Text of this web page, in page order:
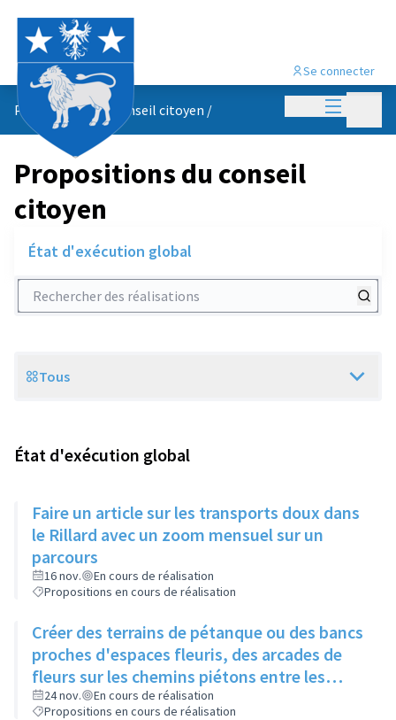
Menu
Se connecter
Propositions du conseil citoyen /
Propositions du conseil
citoyen
État d'exécution global
Rechercher des réalisations
Scope
Tous
État d'exécution global
Faire un article sur les transports doux dans
le Rillard avec un zoom mensuel sur un
parcours
16 nov.
En cours de réalisation
Propositions en cours de réalisation
Créer des terrains de pétanque ou des bancs
proches d'espaces fleuris, des arcades de
fleurs sur les chemins piétons entre les
immeubles
24 nov.
En cours de réalisation
Propositions en cours de réalisation